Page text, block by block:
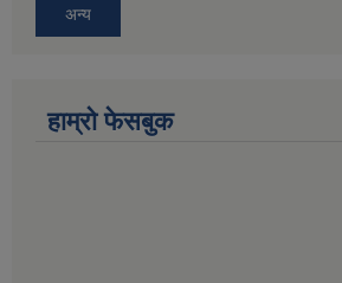
अन्य
हाम्राे फेसबुक